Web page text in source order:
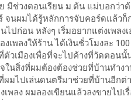
มีช่วงตอนเรียน ม.ต้น แม่บอกว่าต้
จนผมได้รู้หลักการจับคอร์ดแล้วก็ก
ไปก่อน หลังๆ เริ่มอยากแต่งเพล
งเพลงให้ร้าน ได้เงินชั่วโมงละ
วเมืองเพื่อที่จะไปค้างที่วัดตอน
ในสิ่งที่ผมต้องต้องช่วยที่บ้านทำง
ผมไปเล่นดนตรีมาช่วยที่บ้านอีกต่
พลง ผมลองเขียนแล้วลงขายไป